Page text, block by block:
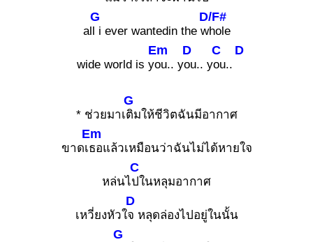
al
G
l i ever wantedin the w
D/F#
hole
wide world is y
Em
ou.. y
D
ou.. y
C
ou..
D
* ช่วยมาเ
G
ติมให้ชีวิตฉันมีอากาศ
ขาดเ
Em
ธอแล้วเหมือนว่าฉันไม่ได้หายใจ
หล่นไ
C
ปในหลุมอากาศ
เหวี่ยงหัวใ
D
จ หลุดล่องไปอยู่ในนั้น
G